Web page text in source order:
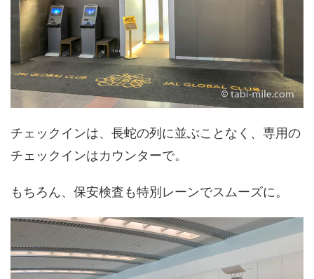
チェックインは、長蛇の列に並ぶことなく、専用の
チェックインはカウンターで。
もちろん、保安検査も特別レーンでスムーズに。